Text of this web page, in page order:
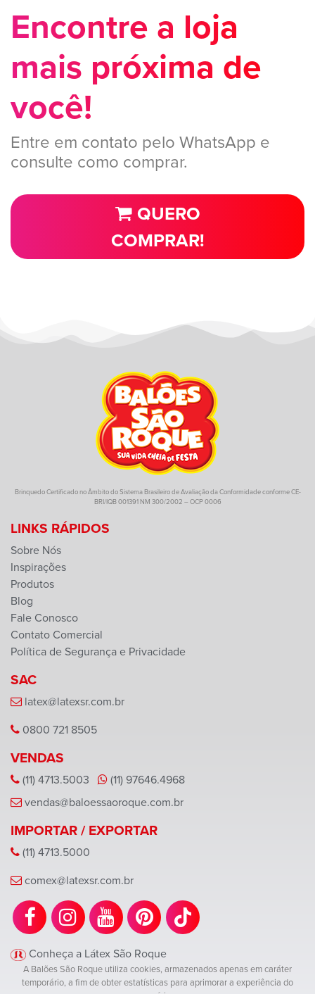
Encontre a loja
mais próxima de
você!
Entre em contato pelo WhatsApp e
consulte como comprar.
QUERO
COMPRAR!
Brinquedo Certificado no Âmbito do Sistema Brasileiro de Avaliação da Conformidade conforme CE-
BRI/IQB 001391 NM 300/2002 – OCP 0006
LINKS RÁPIDOS
Sobre Nós
Inspirações
Produtos
Blog
Fale Conosco
Contato Comercial
Política de Segurança e Privacidade
SAC
latex@latexsr.com.br
0800 721 8505
VENDAS
(11) 4713.5003
(11) 97646.4968
vendas@baloessaoroque.com.br
IMPORTAR / EXPORTAR
(11) 4713.5000
comex@latexsr.com.br
Conheça a Látex São Roque
A Balões São Roque utiliza cookies, armazenados apenas em caráter
temporário, a fim de obter estatísticas para aprimorar a experiência do